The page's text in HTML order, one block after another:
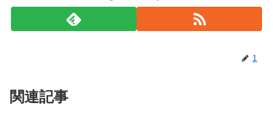
1
関連記事